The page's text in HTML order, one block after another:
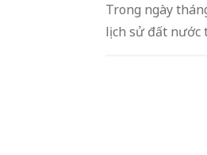
Trong ngày
lịch sử đất nước